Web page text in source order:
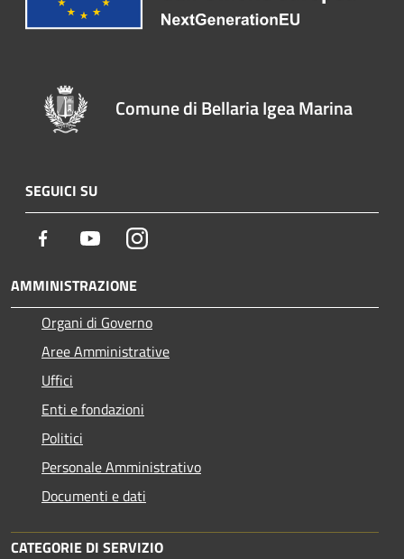
Comune di Bellaria Igea Marina
SEGUICI SU
Facebook YoutubeInstagram
AMMINISTRAZIONE
Organi di Governo
Aree Amministrative
Uffici
Enti e fondazioni
Politici
Personale Amministrativo
Documenti e dati
CATEGORIE DI SERVIZIO